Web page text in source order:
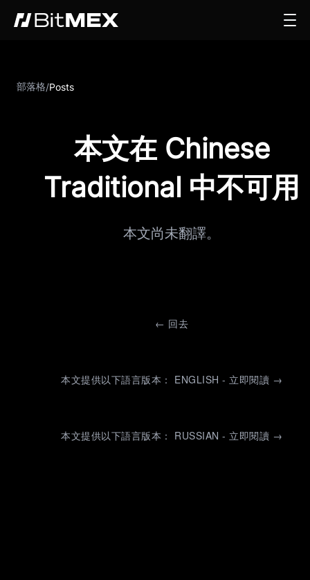
部落格/Posts
本文在 Chinese
Traditional 中不可用
本文尚未翻譯。
← 回去
本文提供以下語言版本： ENGLISH - 立即閱讀 →
本文提供以下語言版本： RUSSIAN - 立即閱讀 →